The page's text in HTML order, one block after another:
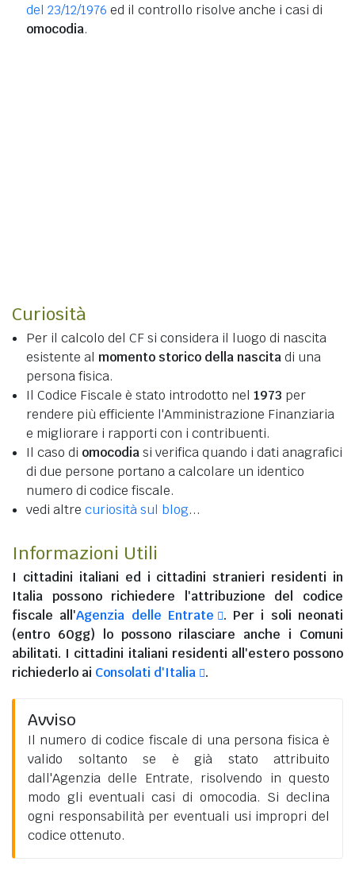
del 23/12/1976 ed il controllo risolve anche i casi di
omocodia.
Curiosità
Per il calcolo del CF si considera il luogo di nascita
esistente al momento storico della nascitadi una
persona fisica.
Il Codice Fiscale è stato introdotto nel 1973 per
rendere più efficiente l'Amministrazione Finanziaria
e migliorare i rapporti con i contribuenti.
Il caso di omocodiasi verifica quando i dati anagrafici
di due persone portano a calcolare un identico
numero di codice fiscale.
vedi altre curiosità sul blog...
Informazioni Utili
I cittadini italiani ed i cittadini stranieri residenti in
Italia possono richiedere l'attribuzione del codice
fiscale all'Agenzia delle Entrate
. Per i soli neonati
(entro 60gg) lo possono rilasciare anche i Comuni
abilitati. I cittadini italiani residenti all'esteropossono
richiederlo ai Consolati d'Italia .
Avviso
Il numero di codice fiscale di una persona fisica è
valido soltanto se è già stato attribuito
dall'Agenzia delle Entrate, risolvendo in questo
modo gli eventuali casi di omocodia. Si declina
ogni responsabilità per eventuali usi impropri del
codice ottenuto.